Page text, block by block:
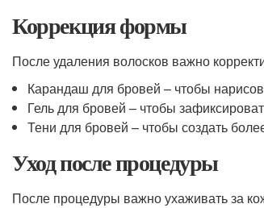
Коррекция формы
После удаления волосков важно
Карандаш для бровей – чтобы
Гель для бровей – чтобы
Тени для бровей – чтобы создать
Уход после процедуры
После процедуры важно ухаживать за